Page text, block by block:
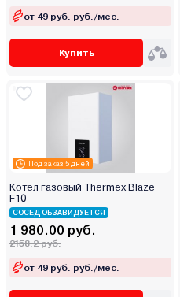
от 49 руб. руб./мес.
Купить
Под заказ 5 дней
Котел газовый Thermex Blaze
F10
СОСЕД ОБЗАВИДУЕТСЯ
1 980.00 руб.
2158.2 руб.
от 49 руб. руб./мес.